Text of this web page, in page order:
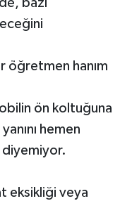
öğretmen hanım
ön koltuğuna
hemen
diyemiyor.
eksikliği veya